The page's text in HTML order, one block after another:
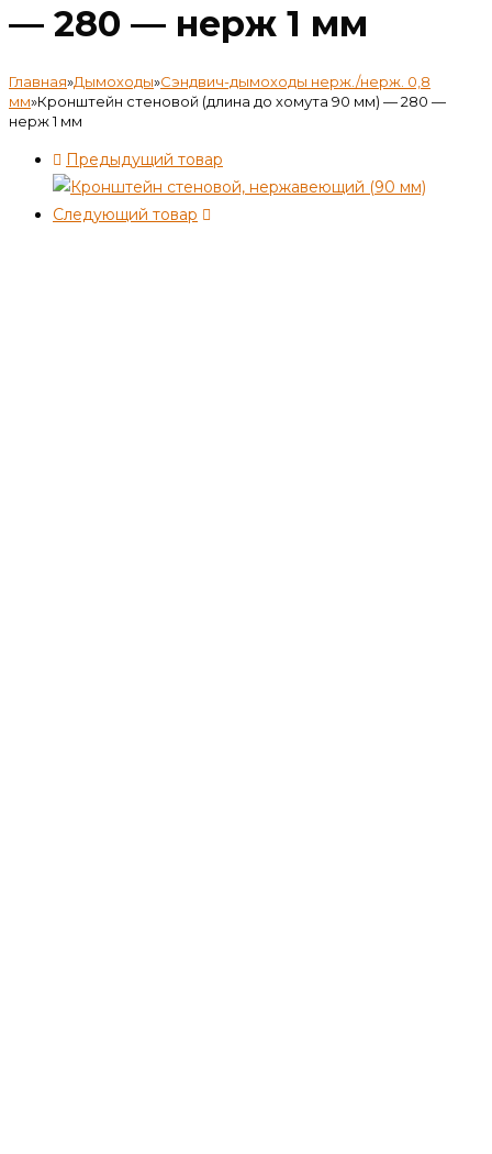
— 280 — нерж 1 мм
Главная»Дымоходы»Сэндвич-дымоходы нерж./нерж. 0,8
мм»Кронштейн стеновой (длина до хомута 90 мм) — 280 —
нерж 1 мм
Предыдущий товар
Следующий товар